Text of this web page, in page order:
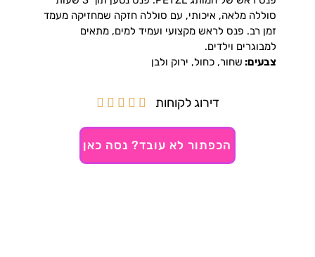
סוללה מלאה, איכותי, עם סוללה חזקה שמחזיקה מעמד
זמן רב. פנס לראש מקצועי ועמיד למים, מתאים
למבוגרים וילדים.
צבעים: שחור, כחול, ירוק ולבן
דירוג לקוחות 




הכפתור לא עובד? נסה כאן